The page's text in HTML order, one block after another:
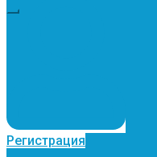
Регистрация